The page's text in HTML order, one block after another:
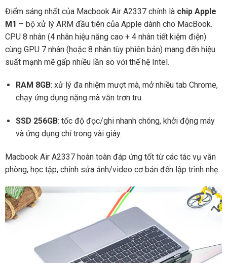
Điểm sáng nhất của Macbook Air A2337 chính là chip Apple
M1 – bộ xử lý ARM đầu tiên của Apple dành cho MacBook.
CPU 8 nhân (4 nhân hiệu năng cao + 4 nhân tiết kiệm điện)
cùng GPU 7 nhân (hoặc 8 nhân tùy phiên bản) mang đến hiệu
suất mạnh mẽ gấp nhiều lần so với thế hệ Intel.
RAM 8GB: xử lý đa nhiệm mượt mà, mở nhiều tab Chrome,
chạy ứng dụng nặng mà vẫn trơn tru.
SSD 256GB: tốc độ đọc/ghi nhanh chóng, khởi động máy
và ứng dụng chỉ trong vài giây.
Macbook Air A2337 hoàn toàn đáp ứng tốt từ các tác vụ văn
phòng, học tập, chỉnh sửa ảnh/video cơ bản đến lập trình nhẹ.